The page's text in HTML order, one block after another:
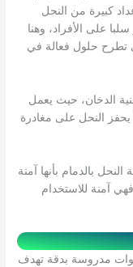
كبيرة من النحل
على الأفراد، وهنا
تطرح حلول فعالة في
الدخان، حيث يعمل
النحل على مغادرة
بالدمام بأنها آمنة
فهي آمنة للاستخدام
مدروسة بدقة تهدف